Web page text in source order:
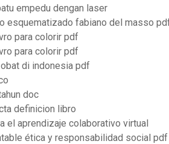
empedu dengan laser
esquematizado fabiano del masso
para colorir pdf
para colorir pdf
di indonesia pdf
doc
definicion libro
el aprendizaje colaborativo virtual
ética y responsabilidad social pdf